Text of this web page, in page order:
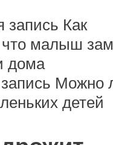
Как
что малыш
дома
Можно
детей